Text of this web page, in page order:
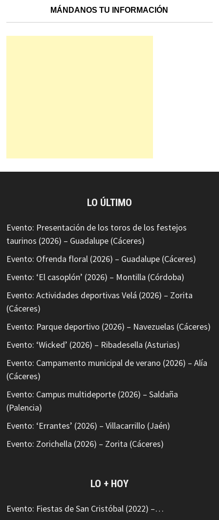
MÁNDANOS TU INFORMACIÓN
LO ÚLTIMO
Evento: Presentación de los toros de los festejos
taurinos (2026) – Guadalupe (Cáceres)
Evento: Ofrenda floral (2026) – Guadalupe (Cáceres)
Evento: ‘El casoplón’ (2026) – Montilla (Córdoba)
Evento: Actividades deportivas Velá (2026) – Zorita
(Cáceres)
Evento: Parque deportivo (2026) – Navezuelas (Cáceres)
Evento: ‘Wicked’ (2026) – Ribadesella (Asturias)
Evento: Campamento municipal de verano (2026) – Alía
(Cáceres)
Evento: Campus multideporte (2026) – Saldaña
(Palencia)
Evento: ‘Errantes’ (2026) – Villacarrillo (Jaén)
Evento: Zorichella (2026) – Zorita (Cáceres)
LO + HOY
Evento: Fiestas de San Cristóbal (2022) –…